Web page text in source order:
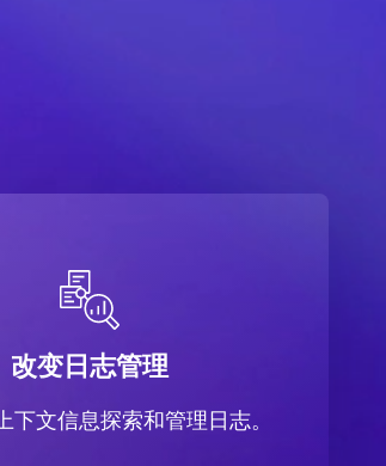
改变日志管理
下文信息探索和管理日志。